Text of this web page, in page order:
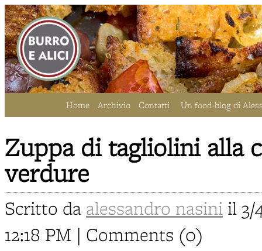
Home Archivio Contatti Un food-blog di
Zuppa di tagliolini alla
verdure
Scritto da alessandro nasini il 3/
12:18 PM | Comments (0)